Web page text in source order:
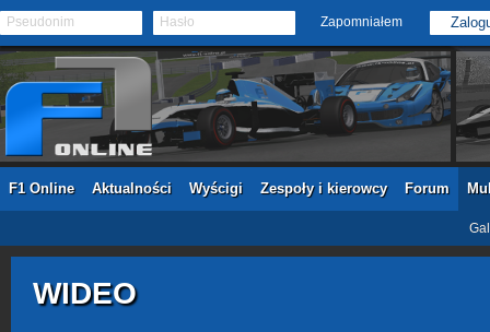
Pseudonim Hasło Zapomniałem
F1 Online Aktualności Wyścigi Zespoły i kierowcy Forum
WIDEO